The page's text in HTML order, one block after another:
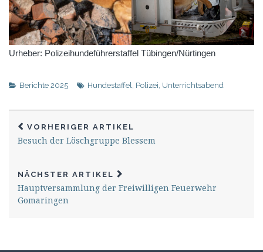
Urheber: Polizeihundeführerstaffel Tübingen/Nürtingen
Berichte 2025 Hundestaffel Polizei Unterrichtsabend
VORHERIGER ARTIKEL
Besuch der Löschgruppe Blessem
NÄCHSTER ARTIKEL
Hauptversammlung der Freiwilligen Feuerwehr
Gomaringen